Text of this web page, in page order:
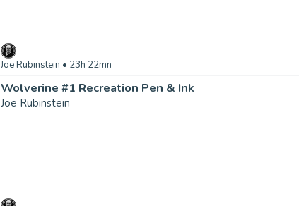
Joe Rubinstein • 23h 22mn
Wolverine #1 Recreation Pen & Ink
Joe Rubinstein